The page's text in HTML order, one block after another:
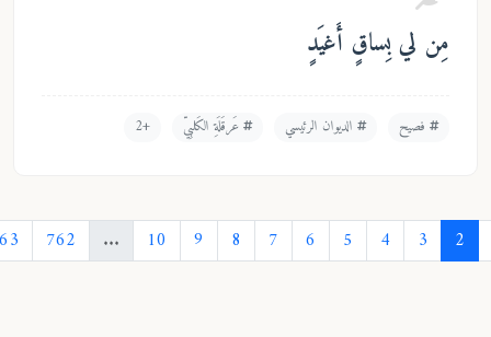
لي بِساقٍ أَغيَدٍ
الديوان الرئيسي عَرقَلَةِ الكَلبِيّ +2
...
762
763
›